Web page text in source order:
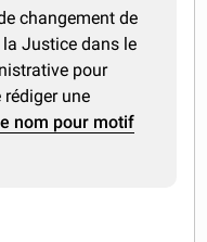
changement de
Justice dans le
pour
une
nom pour motif